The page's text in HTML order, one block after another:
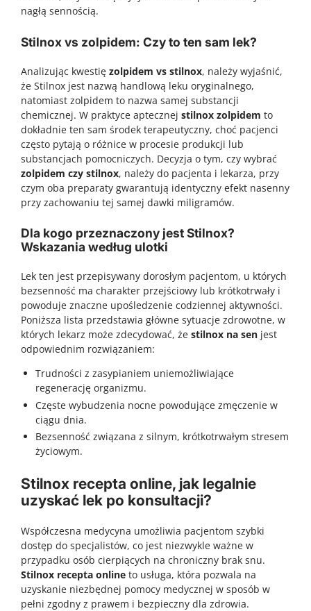
nagłą sennością.
Stilnox vs zolpidem: Czy to ten sam lek?
Analizując kwestię zolpidem vs stilnox, należy wyjaśnić,
że Stilnox jest nazwą handlową leku oryginalnego,
natomiast zolpidem to nazwa samej substancji
chemicznej. W praktyce aptecznej stilnox zolpidem to
dokładnie ten sam środek terapeutyczny, choć pacjenci
często pytają o różnice w procesie produkcji lub
substancjach pomocniczych. Decyzja o tym, czy wybrać
zolpidem czy stilnox, należy do pacjenta i lekarza, przy
czym oba preparaty gwarantują identyczny efekt nasenny
przy zachowaniu tej samej dawki miligramów.
Dla kogo przeznaczony jest Stilnox?
Wskazania według ulotki
Lek ten jest przepisywany dorosłym pacjentom, u których
bezsenność ma charakter przejściowy lub krótkotrwały i
powoduje znaczne upośledzenie codziennej aktywności.
Poniższa lista przedstawia główne sytuacje zdrowotne, w
których lekarz może zdecydować, że stilnox na sen jest
odpowiednim rozwiązaniem:
Trudności z zasypianiem uniemożliwiające
regenerację organizmu.
Częste wybudzenia nocne powodujące zmęczenie w
ciągu dnia.
Bezsenność związana z silnym, krótkotrwałym stresem
życiowym.
Stilnox recepta online, jak legalnie
uzyskać lek po konsultacji?
Współczesna medycyna umożliwia pacjentom szybki
dostęp do specjalistów, co jest niezwykle ważne w
przypadku osób cierpiących na chroniczny brak snu.
Stilnox recepta online to usługa, która pozwala na
uzyskanie niezbędnej pomocy medycznej w sposób w
pełni zgodny z prawem i bezpieczny dla zdrowia.